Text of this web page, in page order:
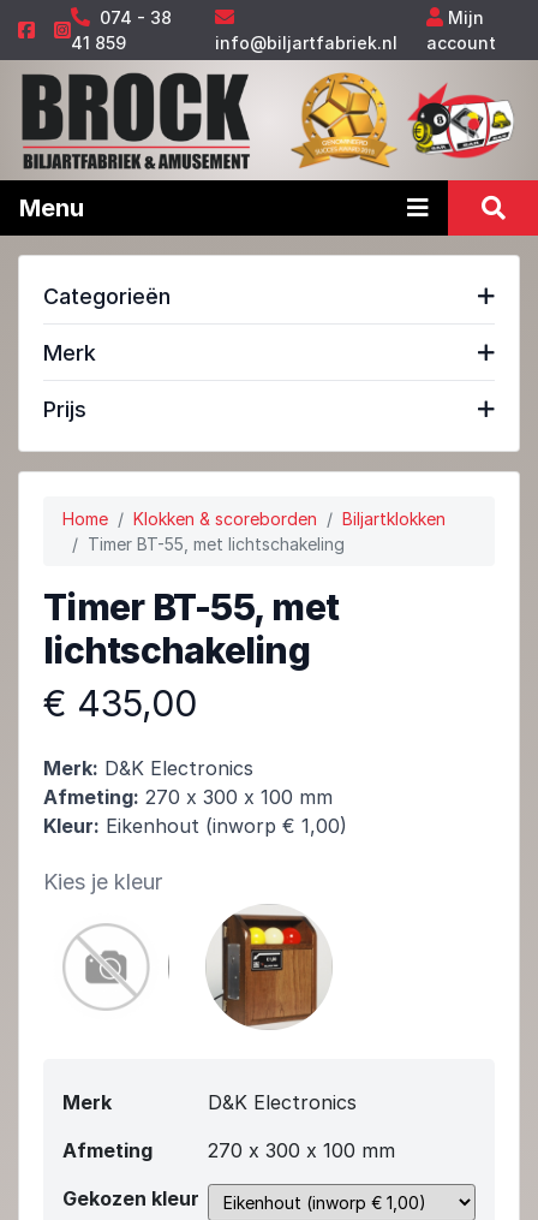
074 - 38
41 859
info@biljartfabriek.nl
Mijn
account
Menu
Categorieën
Merk
Prijs
Home Klokken & scoreborden
Biljartklokken
Timer BT-55, met lichtschakeling
Timer BT-55, met
lichtschakeling
€ 435,00
Merk: D&K Electronics
Afmeting: 270 x 300 x 100 mm
Kleur: Eikenhout (inworp € 1,00)
Kies je kleur
Merk
D&K Electronics
Afmeting
270 x 300 x 100 mm
Gekozen kleur